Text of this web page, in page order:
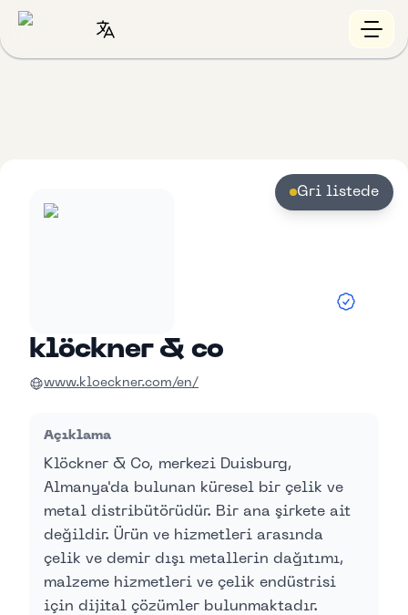
Gri listede
klöckner & co
www.kloeckner.com/en/
Açıklama
Klöckner & Co, merkezi Duisburg,
Almanya'da bulunan küresel bir çelik ve
metal distribütörüdür. Bir ana şirkete ait
değildir. Ürün ve hizmetleri arasında
çelik ve demir dışı metallerin dağıtımı,
malzeme hizmetleri ve çelik endüstrisi
için dijital çözümler bulunmaktadır.